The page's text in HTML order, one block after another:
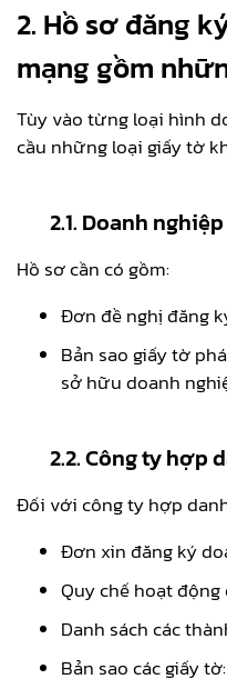
2. Hồ sơ đăng
mạng gồm
Tùy vào từng loại hình
cầu những loại giấy tờ
2.1. Doanh
Hồ sơ cần có gồm:
Đơn đề nghị đăng
Bản sao giấy tờ
sở hữu doanh
2.2. Công ty hợp
Đối với công ty hợp
Đơn xin đăng ký
Quy chế hoạt động
Danh sách các
Bản sao các giấy